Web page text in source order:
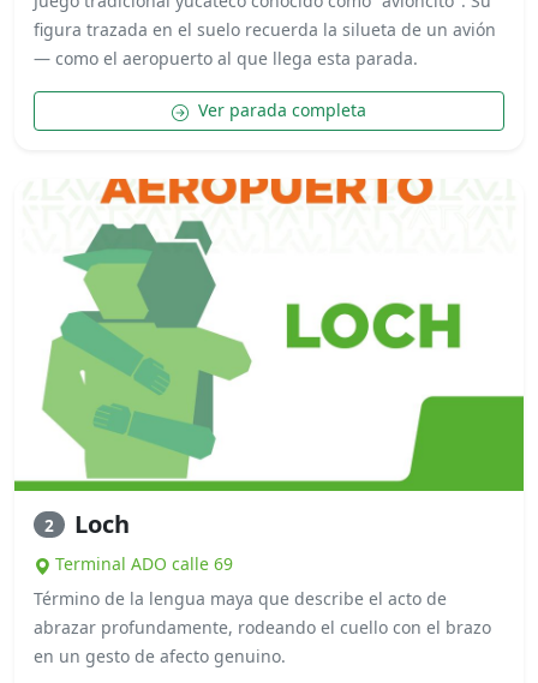
figura trazada en el suelo recuerda la silueta de un avión
— como el aeropuerto al que llega esta parada.
Ver parada completa
2 Loch
Terminal ADO calle 69
Término de la lengua maya que describe el acto de
abrazar profundamente, rodeando el cuello con el brazo
en un gesto de afecto genuino.